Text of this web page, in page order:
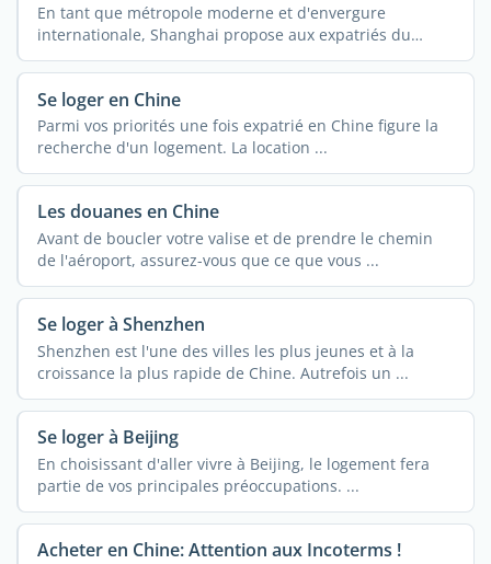
En tant que métropole moderne et d'envergure
internationale, Shanghai propose aux expatriés du
monde ...
Se loger en Chine
Parmi vos priorités une fois expatrié en Chine figure la
recherche d'un logement. La location ...
Les douanes en Chine
Avant de boucler votre valise et de prendre le chemin
de l'aéroport, assurez-vous que ce que vous ...
Se loger à Shenzhen
Shenzhen est l'une des villes les plus jeunes et à la
croissance la plus rapide de Chine. Autrefois un ...
Se loger à Beijing
En choisissant d'aller vivre à Beijing, le logement fera
partie de vos principales préoccupations. ...
Acheter en Chine: Attention aux Incoterms !